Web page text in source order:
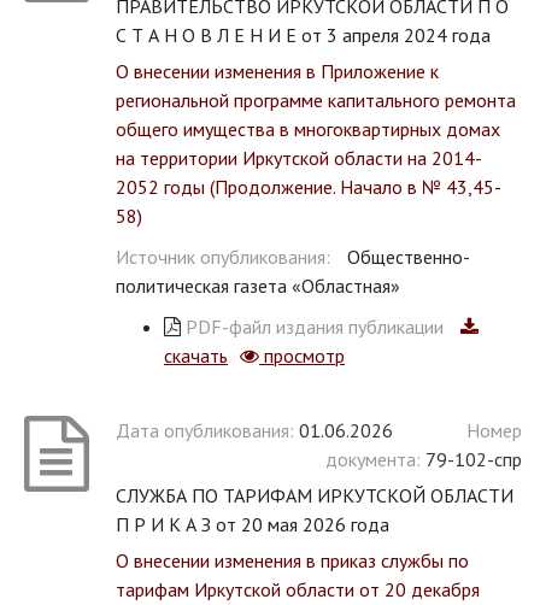
ПРАВИТЕЛЬСТВО ИРКУТСКОЙ ОБЛАСТИ П О
С Т А Н О В Л Е Н И Е от 3 апреля 2024 года
О внесении изменения в Приложение к
региональной программе капитального ремонта
общего имущества в многоквартирных домах
на территории Иркутской области на 2014-
2052 годы (Продолжение. Начало в № 43,45-
58)
Источник опубликования:
Общественно-
политическая газета «Областная»
PDF-файл издания публикации
скачать
просмотр
Дата опубликования: 01.06.2026
Номер
документа: 79-102-спр
СЛУЖБА ПО ТАРИФАМ ИРКУТСКОЙ ОБЛАСТИ
П Р И К А З от 20 мая 2026 года
О внесении изменения в приказ службы по
тарифам Иркутской области от 20 декабря